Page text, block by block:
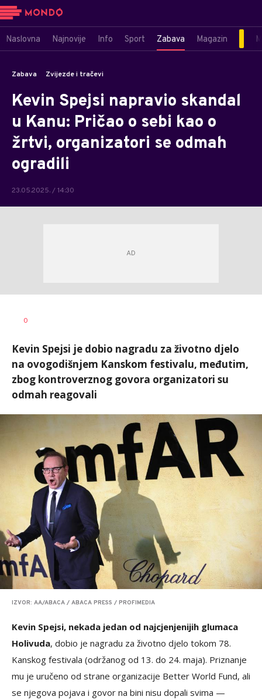
Naslovna Najnovije Info Sport Zabava Magazin
Zabava Zvijezde i tračevi
Kevin Spejsi napravio skandal
u Kanu: Pričao o sebi kao o
žrtvi, organizatori se odmah
ogradili
23.05.2025. / 14:30
AUTOR
0
Kevin Spejsi je dobio nagradu za životno djelo
na ovogodišnjem Kanskom festivalu, međutim,
zbog kontroverznog govora organizatori su
odmah reagovali
IZVOR: AA/ABACA / ABACA PRESS / PROFIMEDIA
Kevin Spejsi, nekada jedan od najcjenjenijih glumaca
Holivuda, dobio je nagradu za životno djelo tokom 78.
Kanskog festivala (održanog od 13. do 24. maja). Priznanje
mu je uručeno od strane organizacije Better World Fund, ali
se njegova pojava i govor na bini nisu dopali svima —